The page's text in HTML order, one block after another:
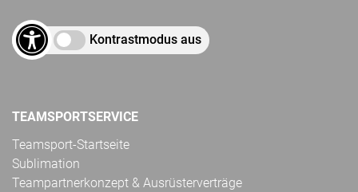
Kontrastmodus aus
TEAMSPORTSERVICE
Teamsport-Startseite
Sublimation
Teampartnerkonzept & Ausrüsterverträge